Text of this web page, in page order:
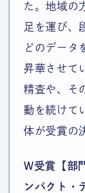
た。地域の
足を運び、
どのデータ
昇華させて
精査や、そ
動を続けて
体が受賞の
W受賞【部
ンパクト・